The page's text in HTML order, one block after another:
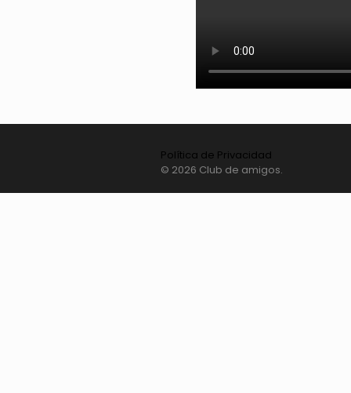
Política de Privacidad
© 2026 Club de amigos.